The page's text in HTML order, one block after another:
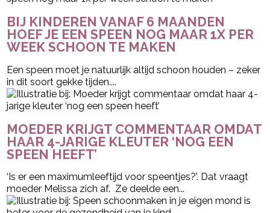
BIJ KINDEREN VANAF 6 MAANDEN
HOEF JE EEN SPEEN NOG MAAR 1X PER
WEEK SCHOON TE MAKEN
Een speen moet je natuurlijk altijd schoon houden – zeker
in dit soort gekke tijden....
MOEDER KRIJGT COMMENTAAR OMDAT
HAAR 4-JARIGE KLEUTER ‘NOG EEN
SPEEN HEEFT’
‘Is er een maximumleeftijd voor speentjes?’. Dat vraagt
moeder Melissa zich af. Ze deelde een...